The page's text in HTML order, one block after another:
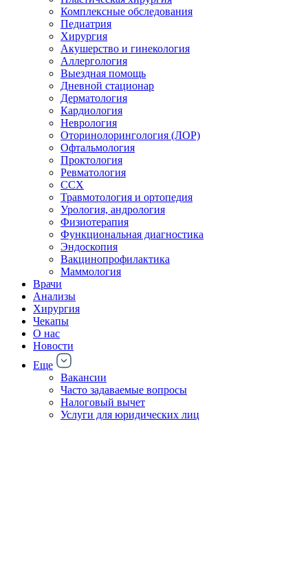
Комплексные обследования
Педиатрия
Хирургия
Акушерство и гинекология
Аллергология
Выездная помощь
Дневной стационар
Дерматология
Кардиология
Неврология
Оторинолорингология (ЛОР)
Офтальмология
Проктология
Ревматология
ССХ
Травмотология и ортопедия
Урология, андрология
Физиотерапия
Функциональная диагностика
Эндоскопия
Вакцинопрофилактика
Маммология
Врачи
Анализы
Хирургия
Чекапы
О нас
Новости
Еще
Вакансии
Часто задаваемые вопросы
Налоговый вычет
Услуги для юридических лиц